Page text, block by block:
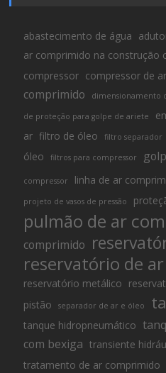
abastecimento de água
ar comprimido na construção
compressor compressor de ar
comprimido
dimensionamento
de proteção para golpe de ariete
ar filtro de óleo filtro separador
óleo
filtros para compressor
compressor linha de ar
projeto de vasos de pressão
pulmão de ar
comprimido
reservatório de
reservatório metálico
pistão
separador de ar e óleo
tanque hidropneumático
com bexiga transiente
tratamento de ar comprimido